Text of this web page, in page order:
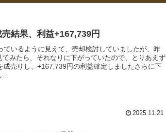
結果、利益+167,739円
ているように見えて、売却検討していましたが、昨
みたら、それなりに下がっていたので、とりあえず
成売りし、+167,739円の利益確定しましたさらに下
2025.11.21